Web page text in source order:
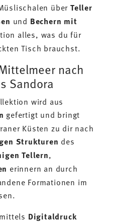
überTeller
und Bechern mit
alles, was du für
Tisch brauchst.
nach
Sandora
wird aus
gefertigt und bringt
Küsten zu dir nach
Strukturen des
Tellern,
erinnern an durch
Formationen im
Digitaldruck